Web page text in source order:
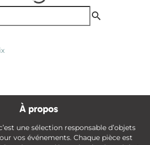
search
À propos
une sélection responsable d’objets
vos événements. Chaque pièce est